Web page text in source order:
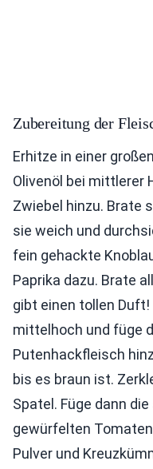
Zubereitung der
Erhitze in einer
Olivenöl bei mittlerer
Zwiebel hinzu. Brate
sie weich und
fein gehackte
Paprika dazu. Brate
gibt einen tollen
mittelhoch und füge
Putenhackfleisch
bis es braun ist.
Spatel. Füge dann
gewürfelten
Pulver und